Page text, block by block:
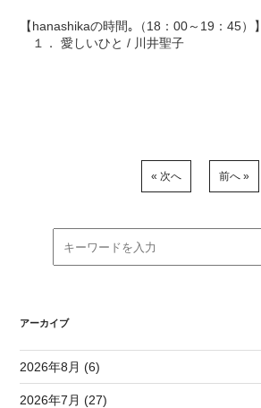
【hanashikaの時間｡（18：00～19：45）】
１． 愛しいひと / 川井聖子
« 次へ 前へ »
アーカイブ
2026年8月 (6)
2026年7月 (27)